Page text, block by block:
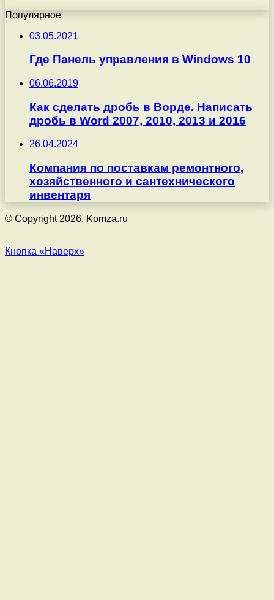
Популярное
03.05.2021
Где Панель управления в Windows 10
06.06.2019
Как сделать дробь в Ворде. Написать
дробь в Word 2007, 2010, 2013 и 2016
26.04.2024
Компания по поставкам ремонтного,
хозяйственного и сантехнического
инвентаря
© Copyright 2026, Komza.ru
Кнопка «Наверх»